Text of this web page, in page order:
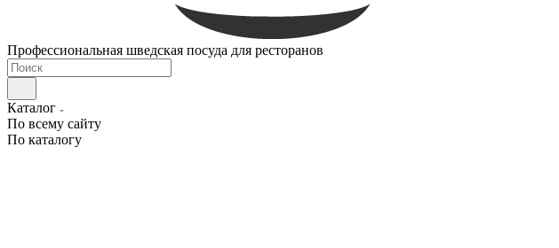
Профессиональная шведская посуда для ресторанов
Каталог
По всему сайту
По каталогу